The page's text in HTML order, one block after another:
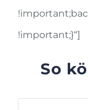
!important;}“]
So